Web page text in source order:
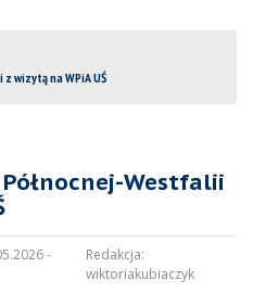
wizytą na WPiA UŚ
Westfalii
-
Redakcja:
wiktoriakubiaczyk